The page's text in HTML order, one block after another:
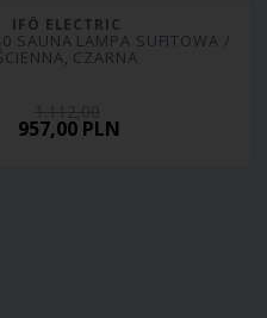
IFÖ ELECTRIC
SAUNA LAMPA SUFITOWA /
CZARNA
957,00 PLN